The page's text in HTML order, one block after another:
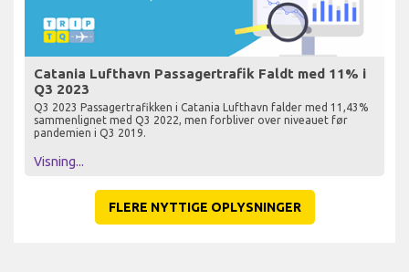
Catania Lufthavn Passagertrafik Faldt med 11% i
Q3 2023
Q3 2023 Passagertrafikken i Catania Lufthavn falder med 11,43%
sammenlignet med Q3 2022, men forbliver over niveauet før
pandemien i Q3 2019.
Visning...
FLERE NYTTIGE OPLYSNINGER